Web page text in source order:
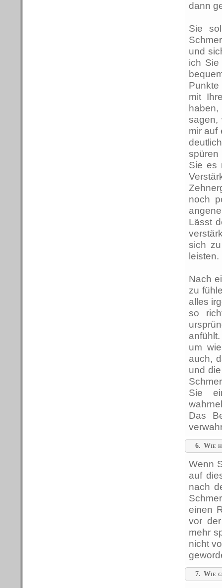
dann
Sie
und
ich
mit
sagen,
mir auf
spüren
Sie es
noch
Lässt
sich
leisten.
Nach
zu
alles
so
um
auch,
und
Sie
Das
6. Wie
Wenn
auf
nach
einen
vor
mehr
nicht
7. Wie